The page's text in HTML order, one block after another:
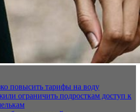
повысить тарифы на воду
ограничить подросткам доступ к